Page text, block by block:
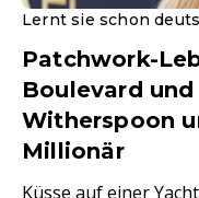
Lernt sie schon
Patchwork-
Boulevard und
Witherspoon
Millionär
Küsse auf einer